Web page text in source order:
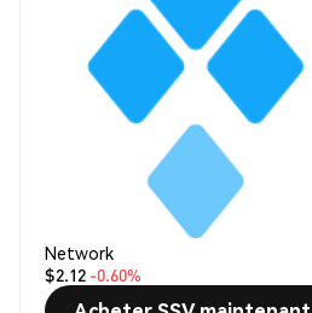
Network
$2.12 -0.60%